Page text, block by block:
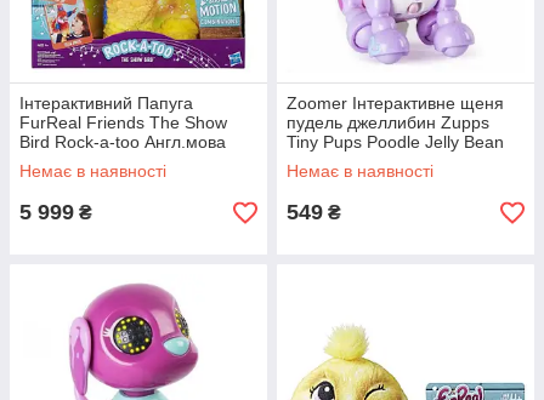
Інтерактивний Папуга
FurReal Friends The Show
Bird Rock-a-too Англ.мова
Немає в наявності
5 999 ₴
Zoomer Інтерактивне щеня
пудель джеллибин Zupps
Tiny Pups Poodle Jelly Bean
Немає в наявності
549 ₴